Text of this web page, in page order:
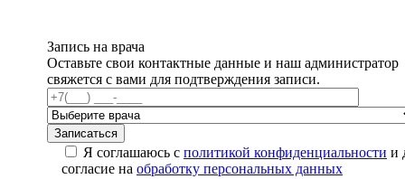
Запись на врача
Оставьте свои контактные данные и наш администратор
свяжется с вами для подтверждения записи.
Я соглашаюсь с политикой конфиденциальности и
согласие на обработку персональных данных